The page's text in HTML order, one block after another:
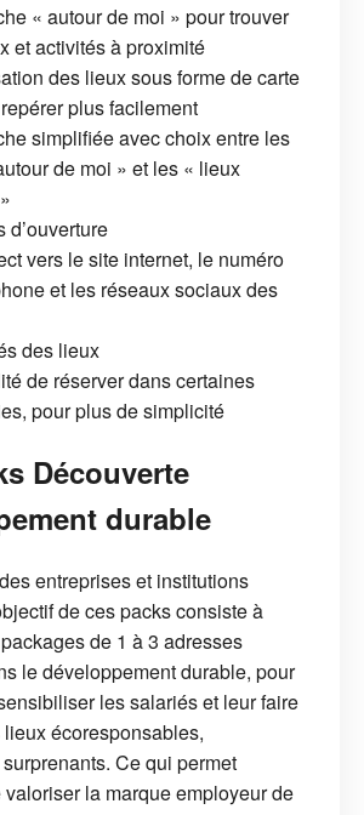
« autour de moi » pour trouver
et activités à proximité
des lieux sous forme de carte
plus facilement
simplifiée avec choix entre les
de moi » et les « lieux
d’ouverture
vers le site internet, le numéro
et les réseaux sociaux des
des lieux
de réserver dans certaines
pour plus de simplicité
Découverte
durable
entreprises et institutions
de ces packs consiste à
de 1 à 3 adresses
le développement durable, pour
les salariés et leur faire
écoresponsables,
Ce qui permet
la marque employeur de